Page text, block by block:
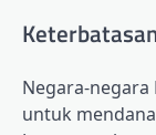
Negara-
untuk